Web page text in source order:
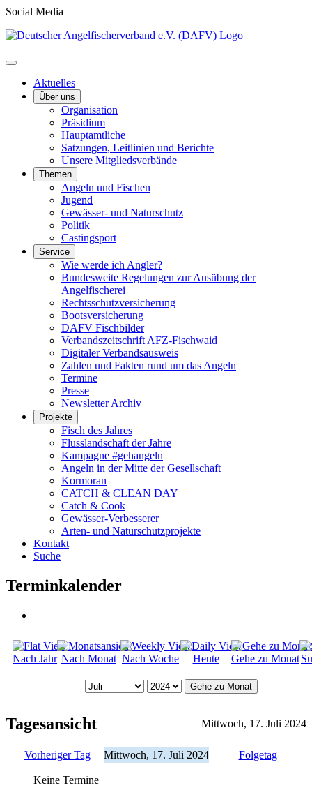
Social Media
Aktuelles
Über uns
Organisation
Präsidium
Hauptamtliche
Satzungen, Leitlinien und Berichte
Unsere Mitgliedsverbände
Themen
Angeln und Fischen
Jugend
Gewässer- und Naturschutz
Politik
Castingsport
Service
Wie werde ich Angler?
Bundesweite Regelungen zur Ausübung der
Angelfischerei
Rechtsschutzversicherung
Bootsversicherung
DAFV Fischbilder
Verbandszeitschrift AFZ-Fischwaid
Digitaler Verbandsausweis
Zahlen und Fakten rund um das Angeln
Termine
Presse
Newsletter Archiv
Projekte
Fisch des Jahres
Flusslandschaft der Jahre
Kampagne #gehangeln
Angeln in der Mitte der Gesellschaft
Kormoran
CATCH & CLEAN DAY
Catch & Cook
Gewässer-Verbesserer
Arten- und Naturschutzprojekte
Kontakt
Suche
Terminkalender
Nach Jahr Nach Monat Nach Woche Heute Gehe zu Monat
Gehe zu Monat
Tagesansicht Mittwoch, 17. Juli 2024
Vorheriger Tag Mittwoch, 17. Juli 2024 Folgetag
Keine Termine